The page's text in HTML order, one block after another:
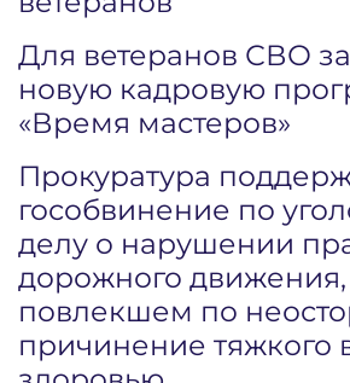
Для ветеранов СВО
новую кадровую
«Время мастеров»
Прокуратура
гособвинение по
делу о нарушении
дорожного движения,
повлекшем по
причинение тяжкого